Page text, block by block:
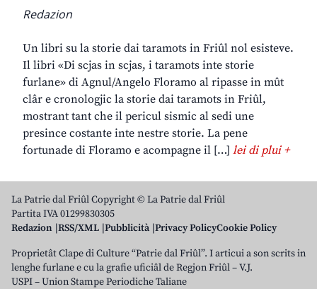
Redazion
Un libri su la storie dai taramots in Friûl nol esisteve.
Il libri «Di scjas in scjas, i taramots inte storie
furlane» di Agnul/Angelo Floramo al ripasse in mût
clâr e cronologjic la storie dai taramots in Friûl,
mostrant tant che il pericul sismic al sedi une
presince costante inte nestre storie. La pene
fortunade di Floramo e acompagne il […] lei di plui +
La Patrie dal Friûl Copyright © La Patrie dal Friûl
Partita IVA 01299830305
Redazion RSS/XML Pubblicità Privacy PolicyCookie Policy
Proprietât Clape di Culture “Patrie dal Friûl”. I articui a son scrits in
lenghe furlane e cu la grafie uficiâl de Regjon Friûl – V.J.
USPI – Union Stampe Periodiche Taliane